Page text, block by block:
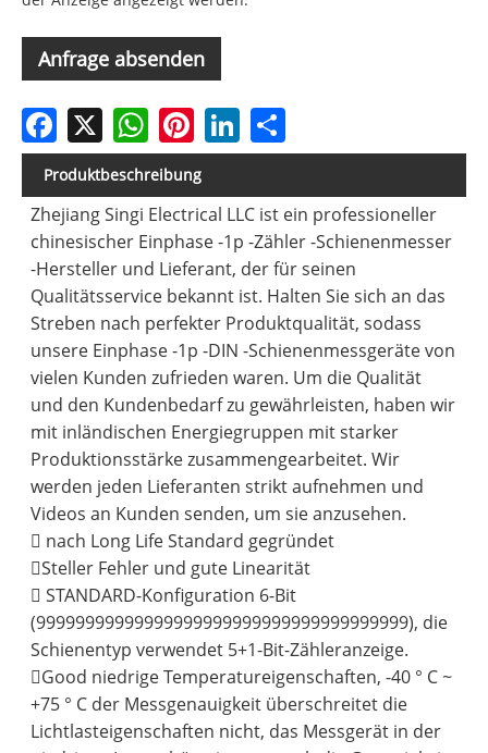
Anfrage absenden
Facebook WhatsAppPinterestLinkedIn
Produktbeschreibung
Zhejiang Singi Electrical LLC ist ein professioneller
chinesischer Einphase -1p -Zähler -Schienenmesser
-Hersteller und Lieferant, der für seinen
Qualitätsservice bekannt ist. Halten Sie sich an das
Streben nach perfekter Produktqualität, sodass
unsere Einphase -1p -DIN -Schienenmessgeräte von
vielen Kunden zufrieden waren. Um die Qualität
und den Kundenbedarf zu gewährleisten, haben wir
mit inländischen Energiegruppen mit starker
Produktionsstärke zusammengearbeitet. Wir
werden jeden Lieferanten strikt aufnehmen und
Videos an Kunden senden, um sie anzusehen.
 nach Long Life Standard gegründet
Steller Fehler und gute Linearität
 STANDARD-Konfiguration 6-Bit
(99999999999999999999999999999999999999), die
Schienentyp verwendet 5+1-Bit-Zähleranzeige.
Good niedrige Temperatureigenschaften, -40 ° C ~
+75 ° C der Messgenauigkeit überschreitet die
Lichtlasteigenschaften nicht, das Messgerät in der